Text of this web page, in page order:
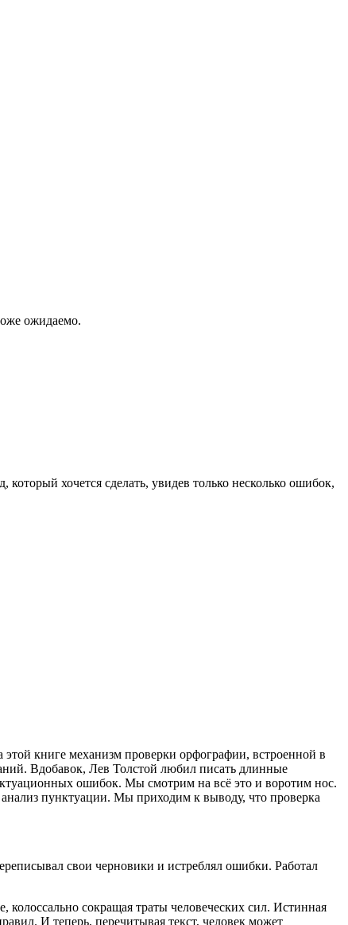
ожидаемо.
хочется сделать, увидев только несколько ошибок,
книге механизм проверки орфографии, встроенной в
Вдобавок, Лев Толстой любил писать длинные
ошибок. Мы смотрим на всё это и воротим нос.
пунктуации. Мы приходим к выводу, что проверка
свои черновики и истреблял ошибки. Работал
сокращая траты человеческих сил. Истинная
И теперь, перечитывая текст, человек может